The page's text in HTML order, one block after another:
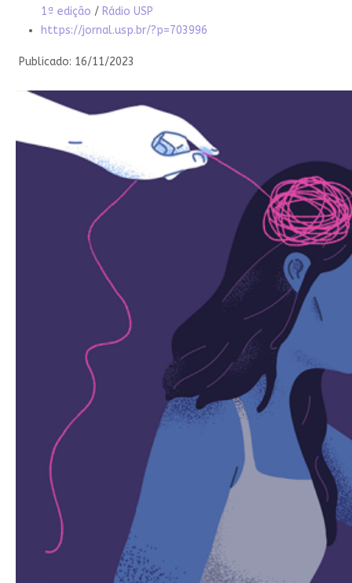
1ª edição / Rádio USP
https://jornal.usp.br/?p=703996
Publicado: 16/11/2023